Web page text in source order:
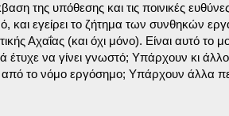
της υπόθεσης και τις ποινικές
και εγείρει το ζήτημα των συνθηκών
Αχαΐας (και όχι μόνο). Είναι αυτό το
έτυχε να γίνει γνωστό; Υπάρχουν κι
το νόμο εργόσημο; Υπάρχουν άλλα